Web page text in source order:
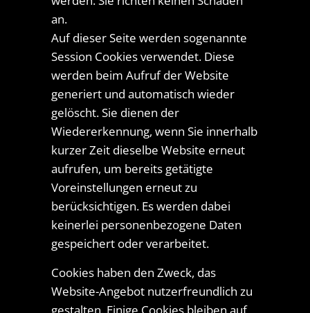
an.
Auf dieser Seite werden sogenannte
Session Cookies verwendet. Diese
werden beim Aufruf der Website
generiert und automatisch wieder
gelöscht. Sie dienen der
Wiedererkennung, wenn Sie innerhalb
kurzer Zeit dieselbe Website erneut
aufrufen, um bereits getätigte
Voreinstellungen erneut zu
berücksichtigen. Es werden dabei
keinerlei personenbezogene Daten
gespeichert oder verarbeitet.
Cookies haben den Zweck, das
Website-Angebot nutzerfreundlich zu